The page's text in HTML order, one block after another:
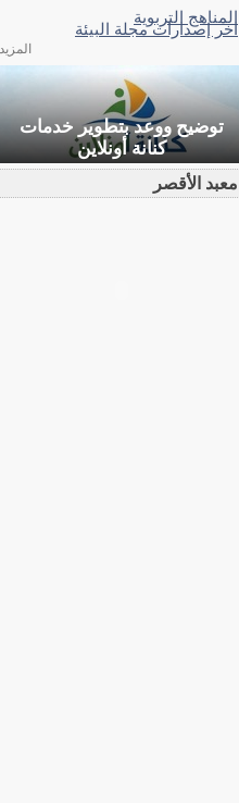
المناهج التربوية
اخر إصدارات مجلة البيئة
المزيد
توضيح ووعد بتطوير خدمات
كنانة أونلاين
معبد الأقصر